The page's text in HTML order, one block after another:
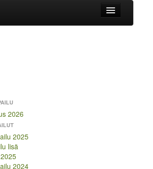
2026
2025
lisä
2025
2024
lisä
2024
2026
2025
lisä
2024